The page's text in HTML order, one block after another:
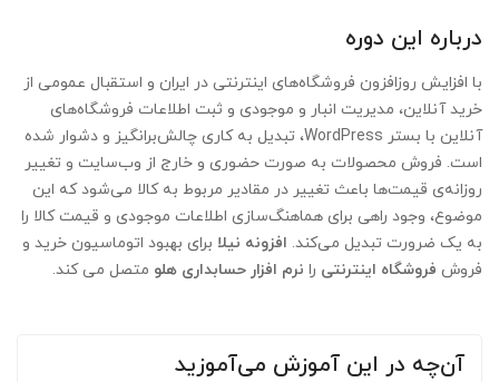
درباره این دوره
با افزایش روزافزون فروشگاه‌های اینترنتی در ایران و استقبال عمومی از
خرید آنلاین، مدیریت انبار و موجودی و ثبت اطلاعات فروشگاه‌های
آنلاین با بستر WordPress، تبدیل به کاری چالش‌برانگیز و دشوار شده
است. فروش محصولات به صورت حضوری و خارج از وب‌سایت و تغییر
روزانه‌ی قیمت‌ها باعث تغییر در مقادیر مربوط به کالا می‌شود که این
موضوع، وجود راهی برای هماهنگ‌سازی اطلاعات موجودی و قیمت کالا را
به یک ضرورت تبدیل می‌کند. افزونه نیلا برای بهبود اتوماسیون خرید و
فروش فروشگاه اینترنتی را نرم افزار حسابداری هلو متصل می کند.
آن‌چه در این آموزش می‌آموزید